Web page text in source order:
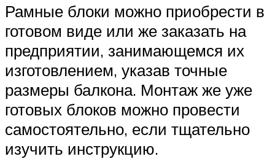
Рамные блоки можно приобрести в
готовом виде или же заказать на
предприятии, занимающемся их
изготовлением, указав точные
размеры балкона. Монтаж же уже
готовых блоков можно провести
самостоятельно, если тщательно
изучить инструкцию.